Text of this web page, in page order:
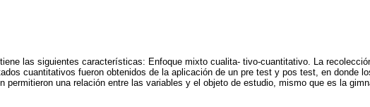
las siguientes características: Enfoque mixto cualita- tivo-cuantitativo. La
cuantitativos fueron obtenidos de la aplicación de un pre test y pos test, en donde
permitieron una relación entre las variables y el objeto de estudio, mismo que es la